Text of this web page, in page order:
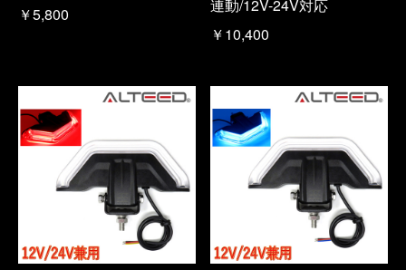
￥5,800
連動/12V-24V対応
￥10,400